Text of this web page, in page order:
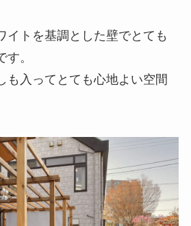
イトを基調とした壁でとても
。
も入ってとても心地よい空間